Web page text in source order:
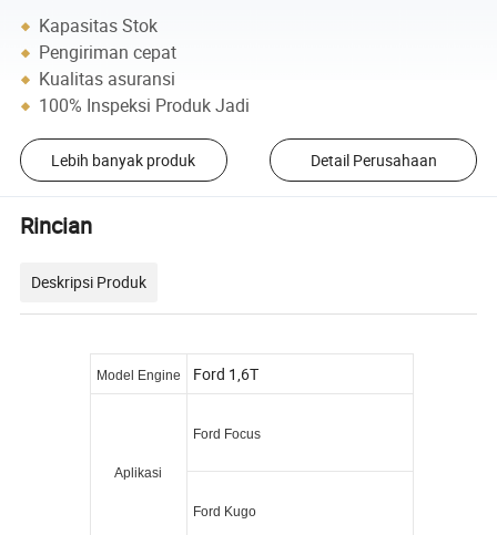
Kapasitas Stok
Pengiriman cepat
Kualitas asuransi
100% Inspeksi Produk Jadi
Lebih banyak produk Detail Perusahaan
Rincian
Deskripsi Produk
Model Engine Ford 1,6T
Aplikasi
Ford Focus
Ford Kugo